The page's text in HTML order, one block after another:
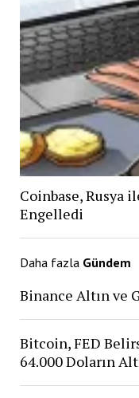
Coinbase, Rusya
Engelledi
Daha fazla Gündem
Binance Altın ve
Bitcoin, FED
64.000 Doların